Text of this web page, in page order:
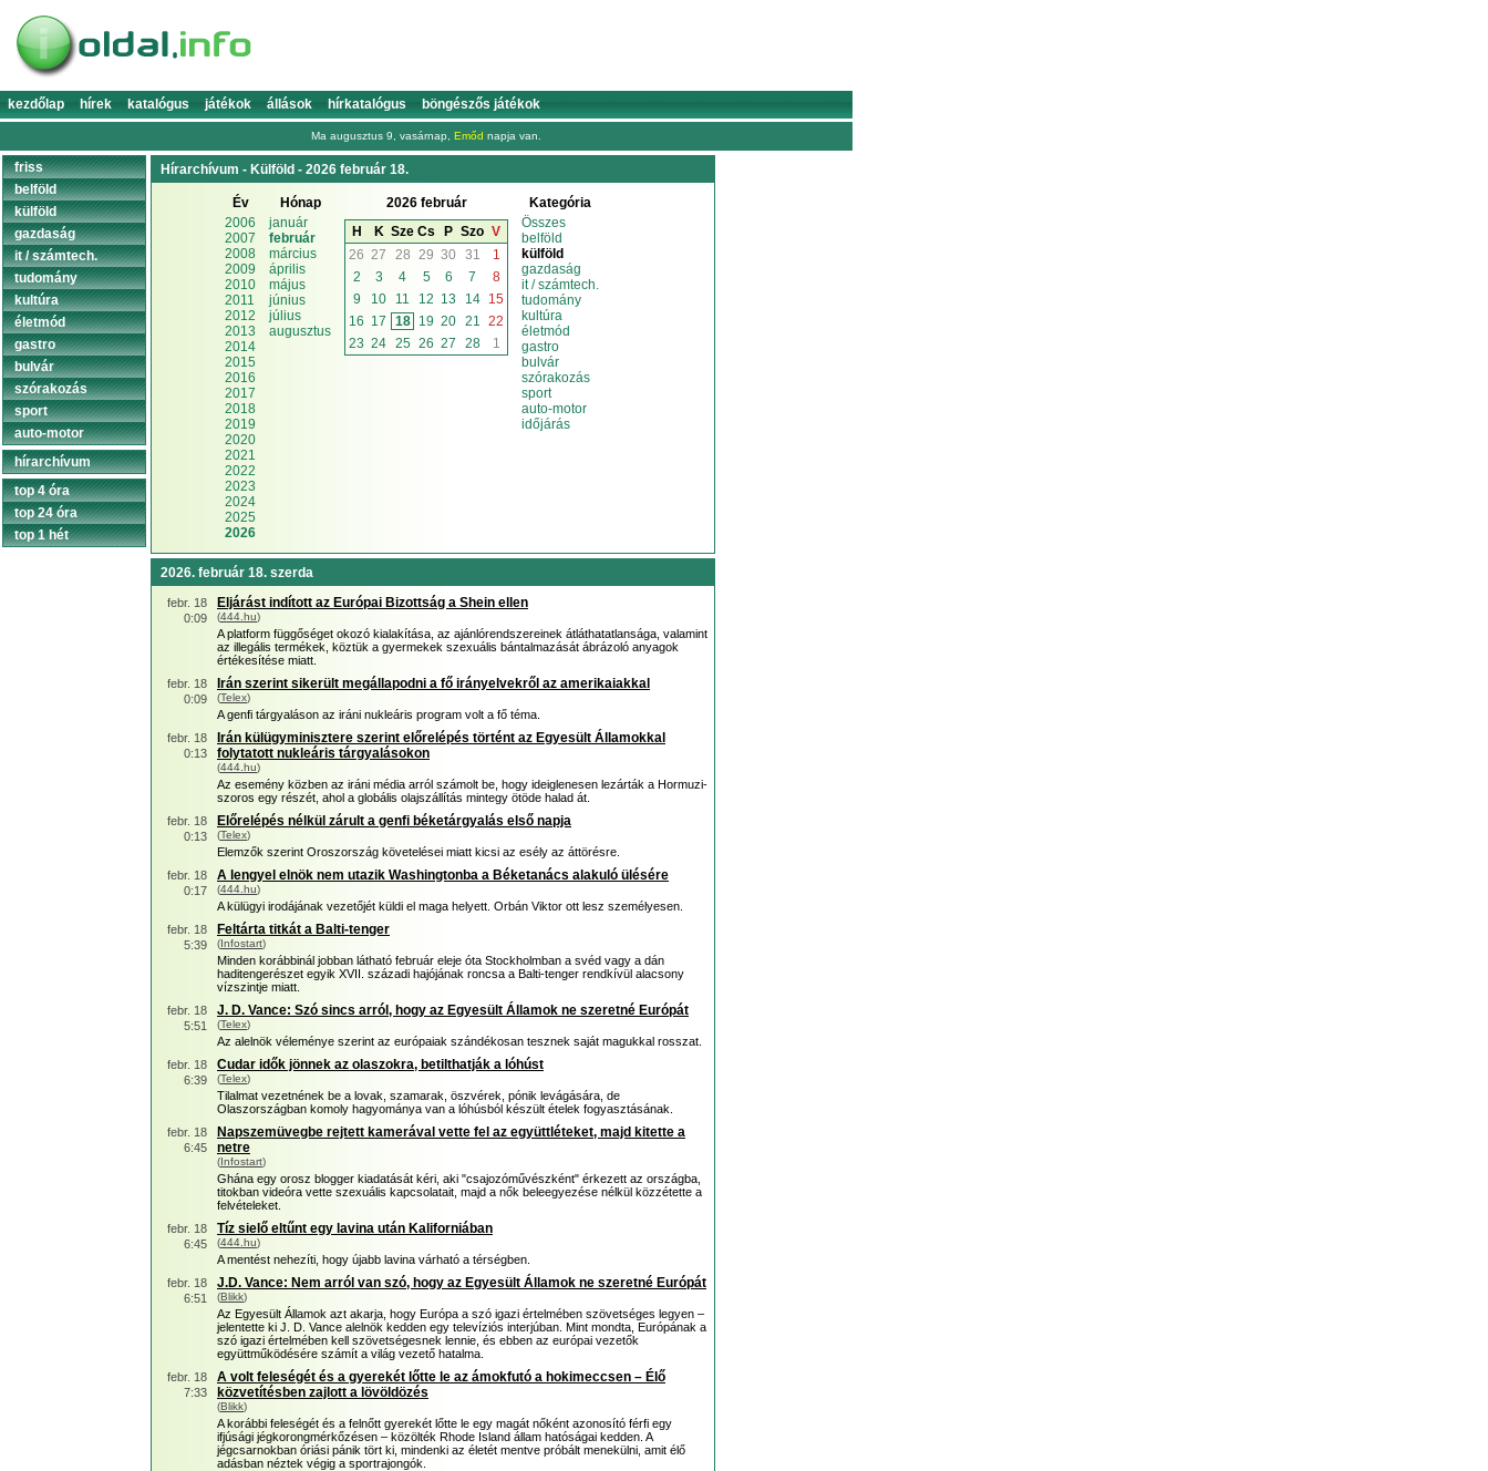
kezdőlap hírek katalógus játékok állások hírkatalógus böngészős játékok
Ma augusztus 9, vasárnap, Emőd napja van.
Hírarchívum - Külföld - 2026 február 18.
Év
2006
2007
2008
2009
2010
2011
2012
2013
2014
2015
2016
2017
2018
2019
2020
2021
2022
2023
2024
2025
2026
Hónap
január
február
március
április
május
június
július
augusztus
2026 február
H
K Sze Cs P Szo V
26 27 28 29 30 31
1
2
3 4 5 6 7
8
9
10 11 12 13 14
15
16 17 18 19 20 21
22
23 24 25 26 27 28 1
Kategória
Összes
belföld
külföld
gazdaság
it / számtech.
tudomány
kultúra
életmód
gastro
bulvár
szórakozás
sport
auto-motor
időjárás
2026. február 18. szerda
febr. 18
0:09
Eljárást indított az Európai Bizottság a Shein ellen
(444.hu)
A platform függőséget okozó kialakítása, az ajánlórendszereinek átláthatatlansága, valamint
az illegális termékek, köztük a gyermekek szexuális bántalmazását ábrázoló anyagok
értékesítése miatt.
febr. 18
0:09
Irán szerint sikerült megállapodni a fő irányelvekről az amerikaiakkal
(Telex)
A genfi tárgyaláson az iráni nukleáris program volt a fő téma.
febr. 18
0:13
Irán külügyminisztere szerint előrelépés történt az Egyesült Államokkal
folytatott nukleáris tárgyalásokon
(444.hu)
Az esemény közben az iráni média arról számolt be, hogy ideiglenesen lezárták a Hormuzi-
szoros egy részét, ahol a globális olajszállítás mintegy ötöde halad át.
febr. 18
0:13
Előrelépés nélkül zárult a genfi béketárgyalás első napja
(Telex)
Elemzők szerint Oroszország követelései miatt kicsi az esély az áttörésre.
febr. 18
0:17
A lengyel elnök nem utazik Washingtonba a Béketanács alakuló ülésére
(444.hu)
A külügyi irodájának vezetőjét küldi el maga helyett. Orbán Viktor ott lesz személyesen.
febr. 18
5:39
Feltárta titkát a Balti-tenger
(Infostart)
Minden korábbinál jobban látható február eleje óta Stockholmban a svéd vagy a dán
haditengerészet egyik XVII. századi hajójának roncsa a Balti-tenger rendkívül alacsony
vízszintje miatt.
febr. 18
5:51
J. D. Vance: Szó sincs arról, hogy az Egyesült Államok ne szeretné Európát
(Telex)
Az alelnök véleménye szerint az európaiak szándékosan tesznek saját magukkal rosszat.
febr. 18
6:39
Cudar idők jönnek az olaszokra, betilthatják a lóhúst
(Telex)
Tilalmat vezetnének be a lovak, szamarak, öszvérek, pónik levágására, de
Olaszországban komoly hagyománya van a lóhúsból készült ételek fogyasztásának.
febr. 18
6:45
Napszemüvegbe rejtett kamerával vette fel az együttléteket, majd kitette a
netre
(Infostart)
Ghána egy orosz blogger kiadatását kéri, aki "csajozóművészként" érkezett az országba,
titokban videóra vette szexuális kapcsolatait, majd a nők beleegyezése nélkül közzétette a
felvételeket.
febr. 18
6:45
Tíz sielő eltűnt egy lavina után Kaliforniában
(444.hu)
A mentést nehezíti, hogy újabb lavina várható a térségben.
febr. 18
6:51
J.D. Vance: Nem arról van szó, hogy az Egyesült Államok ne szeretné Európát
(Blikk)
Az Egyesült Államok azt akarja, hogy Európa a szó igazi értelmében szövetséges legyen –
jelentette ki J. D. Vance alelnök kedden egy televíziós interjúban. Mint mondta, Európának a
szó igazi értelmében kell szövetségesnek lennie, és ebben az európai vezetők
együttműködésére számít a világ vezető hatalma.
febr. 18
7:33
A volt feleségét és a gyerekét lőtte le az ámokfutó a hokimeccsen – Élő
közvetítésben zajlott a lövöldözés
(Blikk)
A korábbi feleségét és a felnőtt gyerekét lőtte le egy magát nőként azonosító férfi egy
ifjúsági jégkorongmérkőzésen – közölték Rhode Island állam hatóságai kedden. A
jégcsarnokban óriási pánik tört ki, mindenki az életét mentve próbált menekülni, amit élő
adásban néztek végig a sportrajongók.
friss
belföld
külföld
gazdaság
it / számtech.
tudomány
kultúra
életmód
gastro
bulvár
szórakozás
sport
auto-motor
hírarchívum
top 4 óra
top 24 óra
top 1 hét